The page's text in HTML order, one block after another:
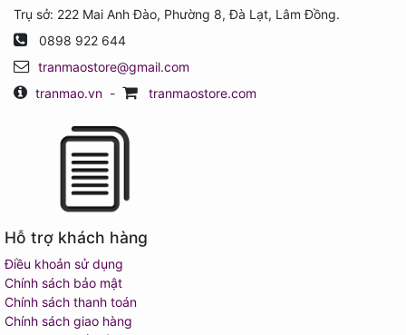
Trụ sở: 222 Mai Anh Đào, Phường 8, Đà Lạt, Lâm Đồng.
0898 922 644
tranmaostore@gmail.com
tranmao.vn - tranmaostore.com
Hỗ trợ khách hàng
Điều khoản sử dụng
Chính sách bảo mật
Chính sách thanh toán
Chính sách giao hàng